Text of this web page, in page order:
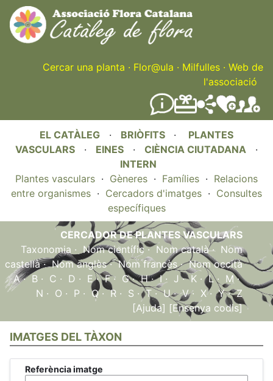
Skip
to
main
content
Cercar una planta · Flor@ula · Milfulles · Web de
l'associació
EL CATÀLEG · BRIÒFITS · PLANTES
VASCULARS · EINES · CIÈNCIA CIUTADANA ·
INTERN
Plantes vasculars · Gèneres · Famílies · Relacions
entre organismes · Cercadors d'imatges · Consultes
específiques
CERCADOR DE PLANTES VASCULARS
Taxonomia · Nom científic·Nom català· Nom
castellà·Nom anglès·Nom francès·Nom occità
A·B · C · D · E·F· G·H·I· J ·K ·L· M·
N · O · P · Q·R · S ·T ·U·V· X·Y·Z
[Ajuda] [Ensenya codis]
IMATGES DEL TÀXON
Referència imatge